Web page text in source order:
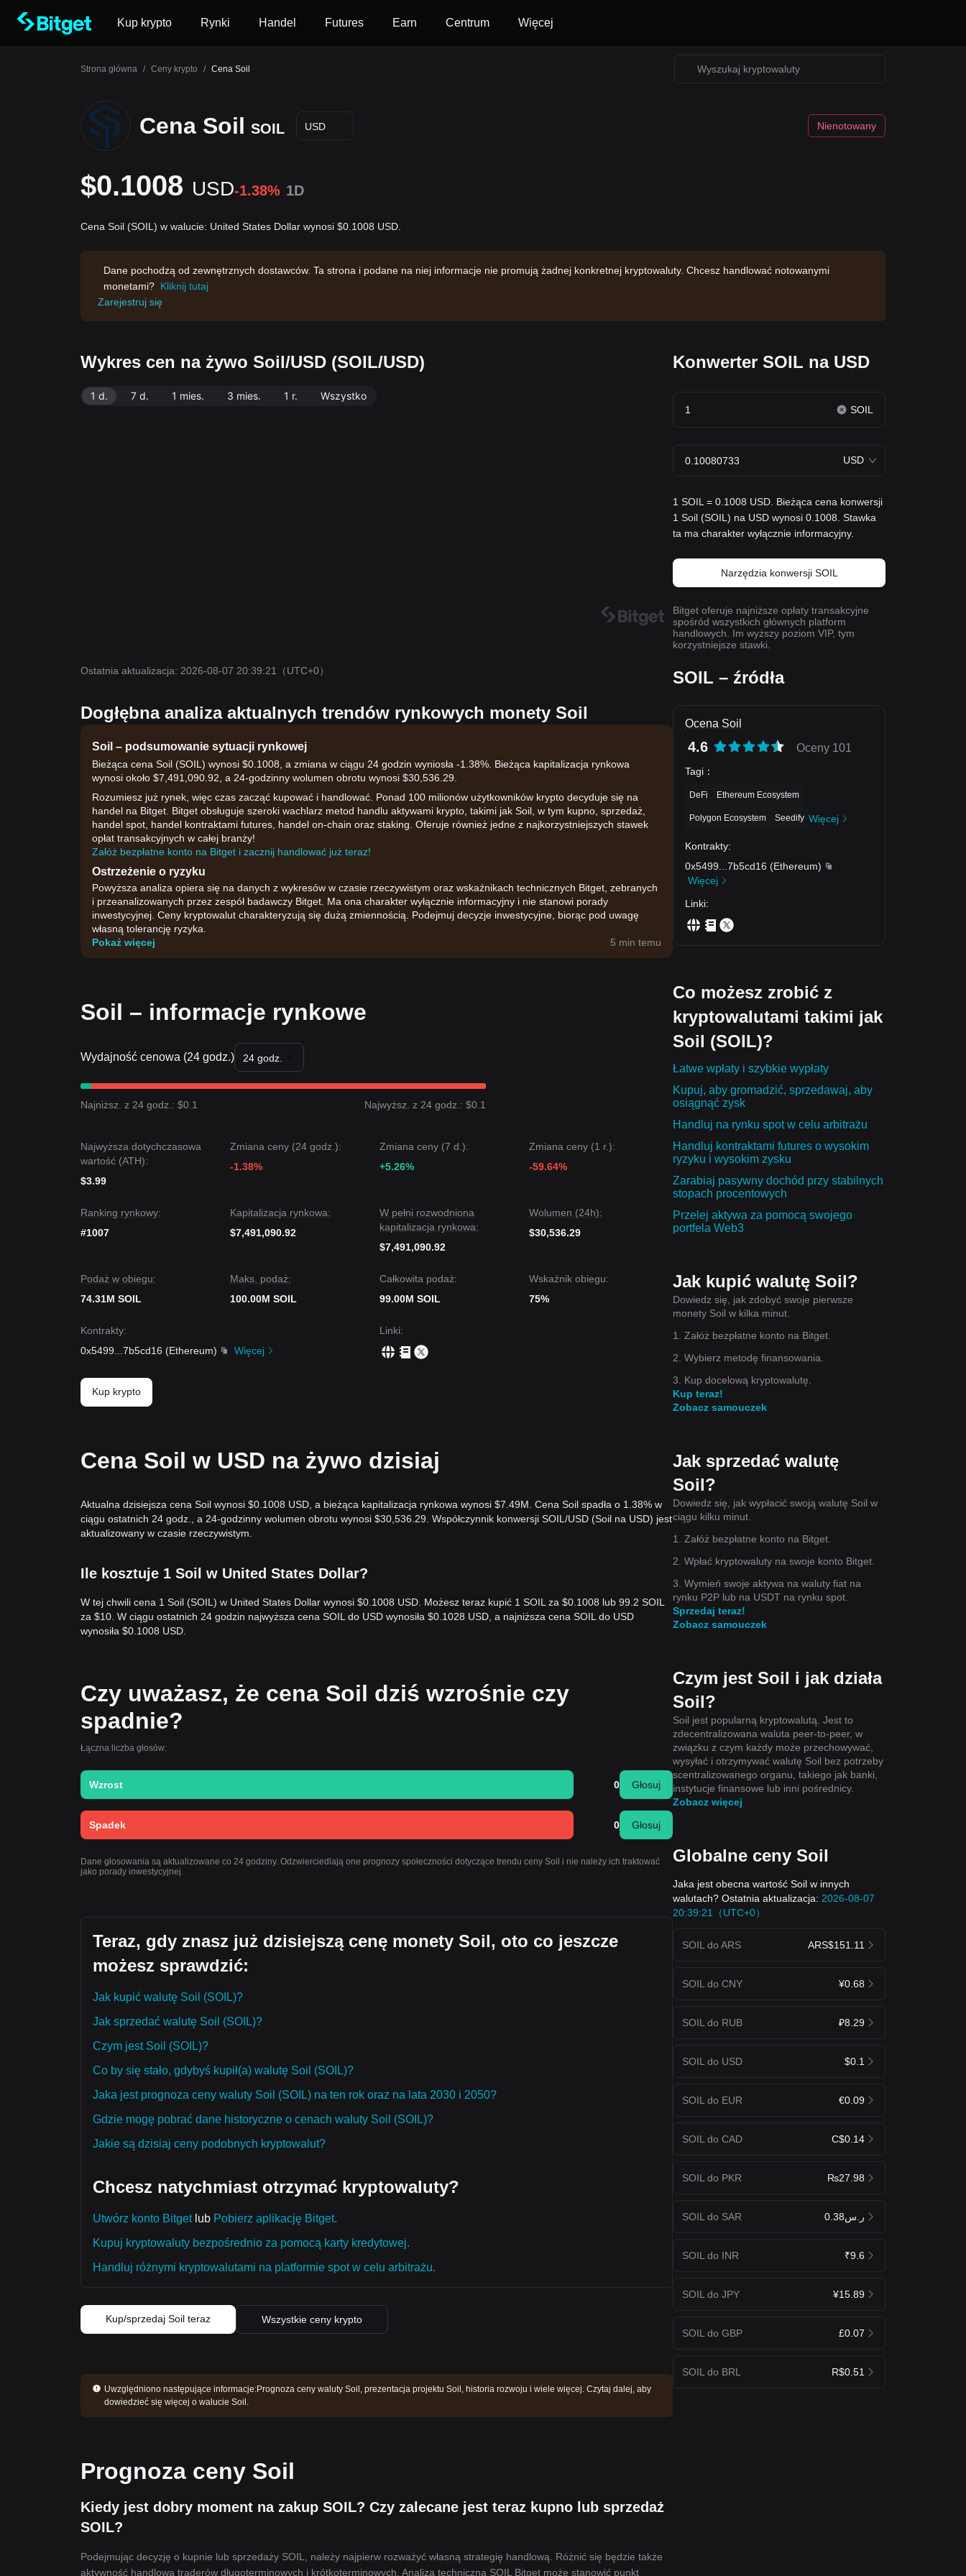
Kup krypto Rynki Handel Futures Earn Centrum Więcej
Strona główna / Ceny krypto / Cena Soil
Cena Soil SOIL USD Nienotowany
$0.1008 USD-1.38% 1D
Cena Soil (SOIL) w walucie: United States Dollar wynosi $0.1008 USD.
Dane pochodzą od zewnętrznych dostawców. Ta strona i podane na niej informacje nie promują żadnej konkretnej kryptowaluty. Chcesz handlować notowanymi
monetami? Kliknij tutaj
Zarejestruj się
Wykres cen na żywo Soil/USD (SOIL/USD)
1 d. 7 d. 1 mies. 3 mies. 1 r. Wszystko
Ostatnia aktualizacja: 2026-08-07 20:39:21 （UTC+0）
Dogłębna analiza aktualnych trendów rynkowych monety Soil
Soil – podsumowanie sytuacji rynkowej
Bieżąca cena Soil (SOIL) wynosi $0.1008, a zmiana w ciągu 24 godzin wyniosła -1.38%. Bieżąca kapitalizacja rynkowa
wynosi około $7,491,090.92, a 24-godzinny wolumen obrotu wynosi $30,536.29.
Rozumiesz już rynek, więc czas zacząć kupować i handlować. Ponad 100 milionów użytkowników krypto decyduje się na
handel na Bitget. Bitget obsługuje szeroki wachlarz metod handlu aktywami krypto, takimi jak Soil, w tym kupno, sprzedaż,
handel spot, handel kontraktami futures, handel on-chain oraz staking. Oferuje również jedne z najkorzystniejszych stawek
opłat transakcyjnych w całej branży!
Załóż bezpłatne konto na Bitget i zacznij handlować już teraz!
Ostrzeżenie o ryzyku
Powyższa analiza opiera się na danych z wykresów w czasie rzeczywistym oraz wskaźnikach technicznych Bitget, zebranych
i przeanalizowanych przez zespół badawczy Bitget. Ma ona charakter wyłącznie informacyjny i nie stanowi porady
inwestycyjnej. Ceny kryptowalut charakteryzują się dużą zmiennością. Podejmuj decyzje inwestycyjne, biorąc pod uwagę
własną tolerancję ryzyka.
Pokaż więcej
5 min temu
Soil – informacje rynkowe
Wydajność cenowa (24 godz.) 24 godz.
Najniższ. z 24 godz.: $0.1 Najwyższ. z 24 godz.: $0.1
Najwyższa dotychczasowa
wartość (ATH):
$3.99
Zmiana ceny (24 godz.):
-1.38%
Zmiana ceny (7 d.):
+5.26%
Zmiana ceny (1 r.):
-59.64%
Ranking rynkowy:
#1007
Kapitalizacja rynkowa:
$7,491,090.92
W pełni rozwodniona
kapitalizacja rynkowa:
$7,491,090.92
Wolumen (24h):
$30,536.29
Podaż w obiegu:
74.31M SOIL
Maks. podaż:
100.00M SOIL
Całkowita podaż:
99.00M SOIL
Wskaźnik obiegu:
75%
Kontrakty:
0x5499
7b5cd16 (Ethereum) Więcej
Linki:
Kup krypto
Cena Soil w USD na żywo dzisiaj
Aktualna dzisiejsza cena Soil wynosi $0.1008 USD, a bieżąca kapitalizacja rynkowa wynosi $7.49M. Cena Soil spadła o 1.38% w
ciągu ostatnich 24 godz., a 24-godzinny wolumen obrotu wynosi $30,536.29. Współczynnik konwersji SOIL/USD (Soil na USD) jest
aktualizowany w czasie rzeczywistym.
Ile kosztuje 1 Soil w United States Dollar?
W tej chwili cena 1 Soil (SOIL) w United States Dollar wynosi $0.1008 USD. Możesz teraz kupić 1 SOIL za $0.1008 lub 99.2 SOIL
za $10. W ciągu ostatnich 24 godzin najwyższa cena SOIL do USD wynosiła $0.1028 USD, a najniższa cena SOIL do USD
wynosiła $0.1008 USD.
Czy uważasz, że cena Soil dziś wzrośnie czy
spadnie?
Łączna liczba głosów:
Wzrost 0 Głosuj
Spadek 0 Głosuj
Dane głosowania są aktualizowane co 24 godziny. Odzwierciedlają one prognozy społeczności dotyczące trendu ceny Soil i nie należy ich traktować
jako porady inwestycyjnej.
Teraz, gdy znasz już dzisiejszą cenę monety Soil, oto co jeszcze
możesz sprawdzić:
Jak kupić walutę Soil (SOIL)?
Jak sprzedać walutę Soil (SOIL)?
Czym jest Soil (SOIL)?
Co by się stało, gdybyś kupił(a) walutę Soil (SOIL)?
Jaka jest prognoza ceny waluty Soil (SOIL) na ten rok oraz na lata 2030 i 2050?
Gdzie mogę pobrać dane historyczne o cenach waluty Soil (SOIL)?
Jakie są dzisiaj ceny podobnych kryptowalut?
Chcesz natychmiast otrzymać kryptowaluty?
Utwórz konto Bitgetlub Pobierz aplikację Bitget.
Kupuj kryptowaluty bezpośrednio za pomocą karty kredytowej.
Handluj różnymi kryptowalutami na platformie spot w celu arbitrażu.
Kup/sprzedaj Soil teraz Wszystkie ceny krypto
Uwzględniono następujące informacje:Prognoza ceny waluty Soil, prezentacja projektu Soil, historia rozwoju i wiele więcej. Czytaj dalej, aby
dowiedzieć się więcej o walucie Soil.
Prognoza ceny Soil
Kiedy jest dobry moment na zakup SOIL? Czy zalecane jest teraz kupno lub sprzedaż
SOIL?
Podejmując decyzję o kupnie lub sprzedaży SOIL, należy najpierw rozważyć własną strategię handlową. Różnić się będzie także
aktywność handlowa traderów długoterminowych i krótkoterminowych. Analiza techniczna SOIL Bitget może stanowić punkt
Konwerter SOIL na USD
SOIL
USD
1 SOIL = 0.1008 USD. Bieżąca cena konwersji
1 Soil (SOIL) na USD wynosi 0.1008. Stawka
ta ma charakter wyłącznie informacyjny.
Narzędzia konwersji SOIL
Bitget oferuje najniższe opłaty transakcyjne
spośród wszystkich głównych platform
handlowych. Im wyższy poziom VIP, tym
korzystniejsze stawki.
SOIL – źródła
Ocena Soil
4.6 Oceny 101
Tagi ：
DeFi Ethereum Ecosystem
Polygon Ecosystem Seedify Więcej
Kontrakty:
0x5499
7b5cd16 (Ethereum)
Więcej
Linki:
Co możesz zrobić z
kryptowalutami takimi jak
Soil (SOIL)?
Łatwe wpłaty i szybkie wypłaty
Kupuj, aby gromadzić, sprzedawaj, aby
osiągnąć zysk
Handluj na rynku spot w celu arbitrażu
Handluj kontraktami futures o wysokim
ryzyku i wysokim zysku
Zarabiaj pasywny dochód przy stabilnych
stopach procentowych
Przelej aktywa za pomocą swojego
portfela Web3
Jak kupić walutę Soil?
Dowiedz się, jak zdobyć swoje pierwsze
monety Soil w kilka minut.
1. Załóż bezpłatne konto na Bitget.
2. Wybierz metodę finansowania.
3. Kup docelową kryptowalutę.
Kup teraz!
Zobacz samouczek
Jak sprzedać walutę
Soil?
Dowiedz się, jak wypłacić swoją walutę Soil w
ciągu kilku minut.
1. Załóż bezpłatne konto na Bitget.
2. Wpłać kryptowaluty na swoje konto Bitget.
3. Wymień swoje aktywa na waluty fiat na
rynku P2P lub na USDT na rynku spot.
Sprzedaj teraz!
Zobacz samouczek
Czym jest Soil i jak działa
Soil?
Soil jest popularną kryptowalutą. Jest to
zdecentralizowana waluta peer-to-peer, w
związku z czym każdy może przechowywać,
wysyłać i otrzymywać walutę Soil bez potrzeby
scentralizowanego organu, takiego jak banki,
instytucje finansowe lub inni pośrednicy.
Zobacz więcej
Globalne ceny Soil
Jaka jest obecna wartość Soil w innych
walutach? Ostatnia aktualizacja: 2026-08-07
20:39:21（UTC+0）
SOIL do ARS ARS$151.11
SOIL do CNY ¥0.68
SOIL do RUB ₽8.29
SOIL do USD $0.1
SOIL do EUR €0.09
SOIL do CAD C$0.14
SOIL do PKR ₨27.98
SOIL do SAR ر.س0.38
SOIL do INR ₹9.6
SOIL do JPY ¥15.89
SOIL do GBP £0.07
SOIL do BRL R$0.51